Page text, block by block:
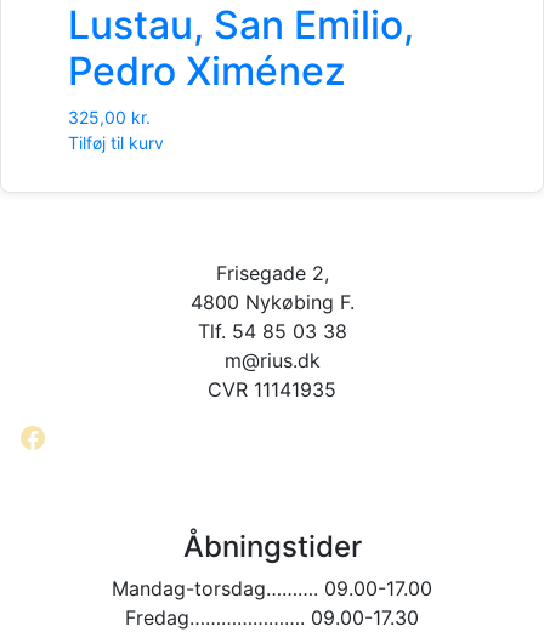
Lustau, San Emilio,
Pedro Ximénez
325,00 kr.
Tilføj til kurv
Frisegade 2,
4800 Nykøbing F.
Tlf. 54 85 03 38
m@rius.dk
CVR 11141935
Facebook
Åbningstider
Mandag-torsdag………. 09.00-17.00
Fredag…………………. 09.00-17.30